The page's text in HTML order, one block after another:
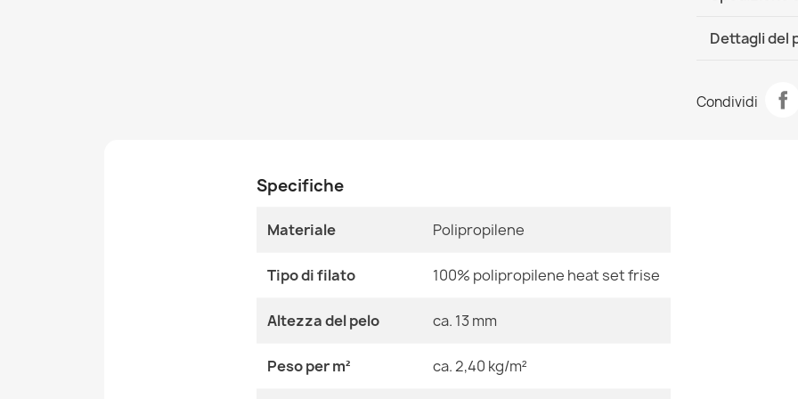
Tappeto
52,90 €
Dettagli del
Condividi
Specifiche
Materiale Polipropilene
Tipo di filato 100% polipropilene heat set frise
Altezza del pelo ca. 13 mm
Peso per m² ca. 2,40 kg/m²